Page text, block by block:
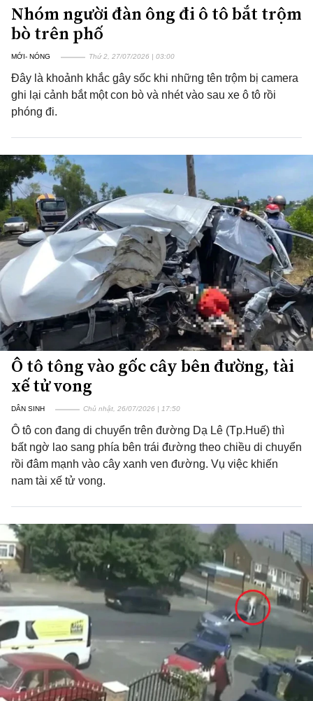
Nhóm người đàn ông đi ô tô bắt trộm
bò trên phố
MỚI- NÓNG Thứ 2, 27/07/2026 | 03:00
Đây là khoảnh khắc gây sốc khi những tên trộm bị camera
ghi lại cảnh bắt một con bò và nhét vào sau xe ô tô rồi
phóng đi.
Ô tô tông vào gốc cây bên đường, tài
xế tử vong
DÂN SINH Chủ nhật, 26/07/2026 | 17:50
Ô tô con đang di chuyển trên đường Dạ Lê (Tp.Huế) thì
bất ngờ lao sang phía bên trái đường theo chiều di chuyển
rồi đâm mạnh vào cây xanh ven đường. Vụ việc khiến
nam tài xế tử vong.